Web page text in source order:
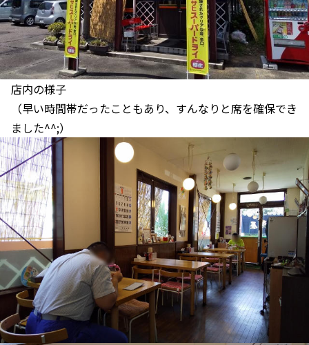
店内の様子
（早い時間帯だったこともあり、すんなりと席を確保でき
ました^^;）